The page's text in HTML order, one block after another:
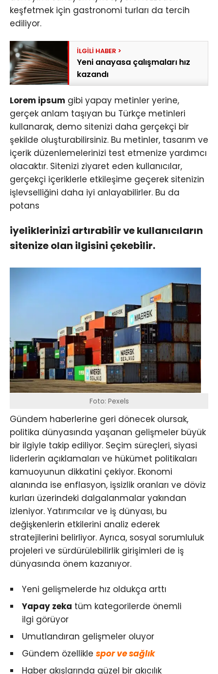
keşfetmek için gastronomi turları da tercih
ediliyor.
Yeni anayasa çalışmaları hız
kazandı
Lorem ipsum gibi yapay metinler yerine,
gerçek anlam taşıyan bu Türkçe metinleri
kullanarak, demo sitenizi daha gerçekçi bir
şekilde oluşturabilirsiniz. Bu metinler, tasarım ve
içerik düzenlemelerinizi test etmenize yardımcı
olacaktır. Sitenizi ziyaret eden kullanıcılar,
gerçekçi içeriklerle etkileşime geçerek sitenizin
işlevselliğini daha iyi anlayabilirler. Bu da
potans
iyeliklerinizi artırabilir ve kullanıcıların
sitenize olan ilgisini çekebilir.
Foto: Pexels
Gündem haberlerine geri dönecek olursak,
politika dünyasında yaşanan gelişmeler büyük
bir ilgiyle takip ediliyor. Seçim süreçleri, siyasi
liderlerin açıklamaları ve hükümet politikaları
kamuoyunun dikkatini çekiyor. Ekonomi
alanında ise enflasyon, işsizlik oranları ve döviz
kurları üzerindeki dalgalanmalar yakından
izleniyor. Yatırımcılar ve iş dünyası, bu
değişkenlerin etkilerini analiz ederek
stratejilerini belirliyor. Ayrıca, sosyal sorumluluk
projeleri ve sürdürülebilirlik girişimleri de iş
dünyasında önem kazanıyor.
Yeni gelişmelerde hız oldukça arttı
Yapay zeka tüm kategorilerde önemli
ilgi görüyor
Umutlandıran gelişmeler oluyor
Gündem özellikle spor ve sağlık
Haber akışlarında güzel bir akıcılık